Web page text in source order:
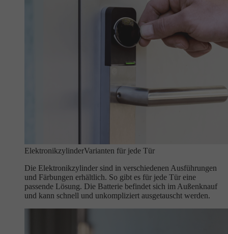
ElektronikzylinderVarianten für jede Tür
Die Elektronikzylinder sind in verschiedenen Ausführungen
und Färbungen erhältlich. So gibt es für jede Tür eine
passende Lösung. Die Batterie befindet sich im Außenknauf
und kann schnell und unkompliziert ausgetauscht werden.